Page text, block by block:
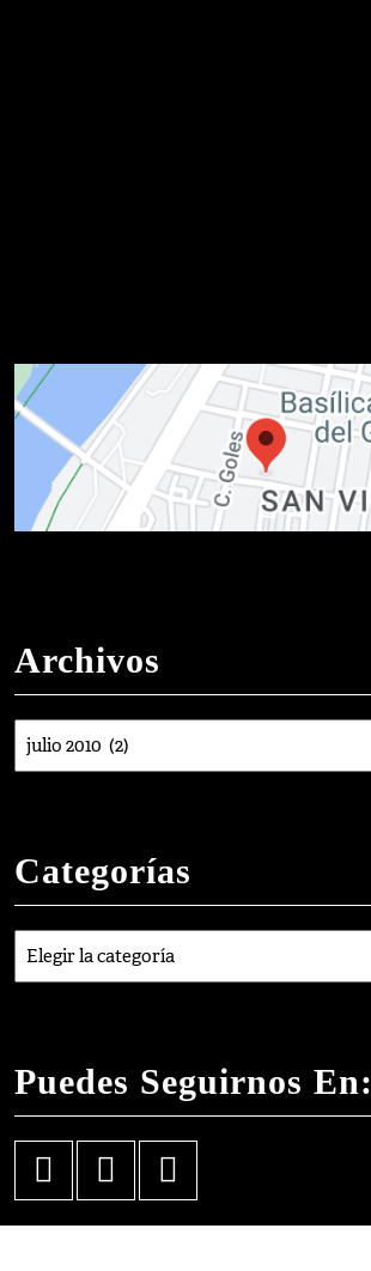
Archivos
Archivos
Categorías
Categorías
Puedes Seguirnos En:
Facebook Instagram